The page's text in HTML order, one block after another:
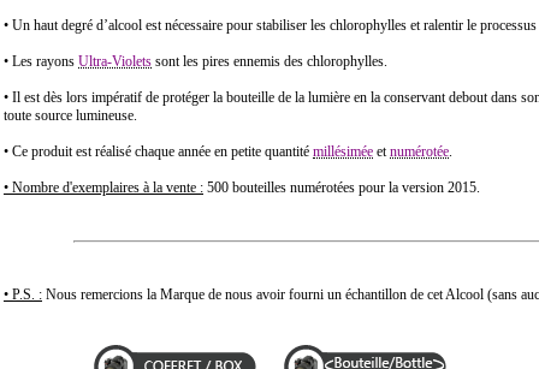
• Un haut degré d’alcool est nécessaire pour stabiliser les chlorophylles et ralentir le
• Les rayons Ultra-Violets sont les pires ennemis des chlorophylles.
• Il est dès lors impératif de protéger la bouteille de la lumière en la conservant debout dans
toute source lumineuse.
• Ce produit est réalisé chaque année en petite quantité millésimée etnumérotée.
• Nombre d'exemplaires à la vente : 500 bouteilles numérotées pour la version 2015.
• P.S. : Nous remercions la Marque de nous avoir fourni un échantillon de cet Alcool (sans